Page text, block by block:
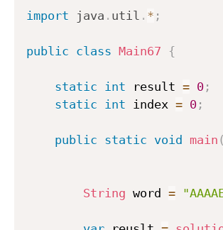
import java . util . * ;
public class Main67 {
static int result = 0 ;
static
int index = 0 ;
public static void main (
String word =